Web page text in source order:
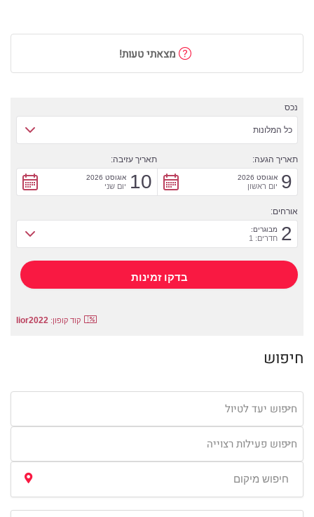
מצאתי טעות!
נכס
כל המלונות
תאריך הגעה:
9 אוגוסט 2026
יום ראשון
תאריך עזיבה:
10 אוגוסט 2026
יום שני
אורחים:
2 מבוגרים:
חדרים: 1
קוד קופון: lior2022
חיפוש
חיפוש יעד לטיול
חיפוש פעילות רצוייה